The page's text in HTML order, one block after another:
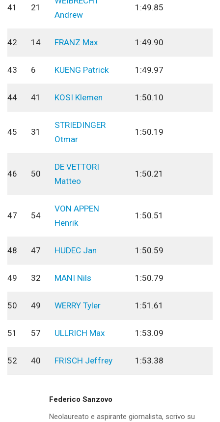
41 21
Andrew
1:49.85
42 14 FRANZ Max 1:49.90
43 6 KUENG Patrick 1:49.97
44 41 KOSI Klemen 1:50.10
45 31
STRIEDINGER
Otmar
1:50.19
46 50
DE VETTORI
Matteo
1:50.21
47 54
VON APPEN
Henrik
1:50.51
48 47 HUDEC Jan 1:50.59
49 32 MANI Nils 1:50.79
50 49 WERRY Tyler 1:51.61
51 57 ULLRICH Max 1:53.09
52 40 FRISCH Jeffrey 1:53.38
Federico Sanzovo
Neolaureato e aspirante giornalista, scrivo su